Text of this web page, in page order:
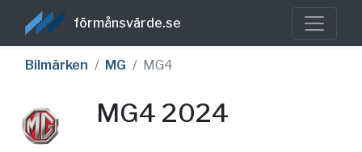
förmånsvärde.se
Bilmärken MG MG4
MG4 2024